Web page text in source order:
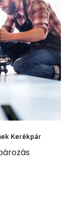
Kerékpár